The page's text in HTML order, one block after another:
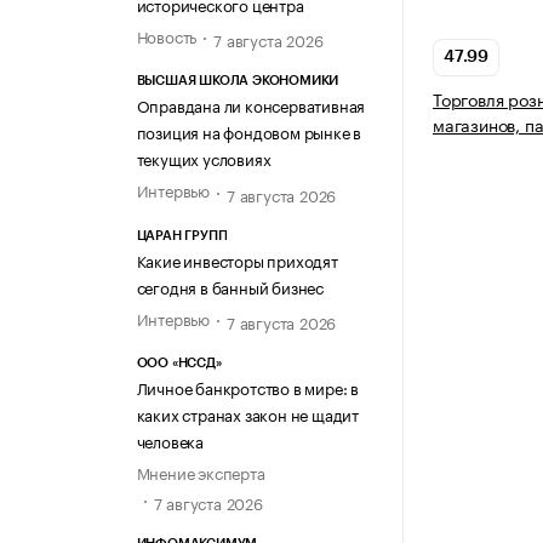
Новость
7 августа 2026
ВЫСШАЯ ШКОЛА ЭКОНОМИКИ
Оправдана ли консервативная
позиция на фондовом рынке в
текущих условиях
Интервью
7 августа 2026
ЦАРАН ГРУПП
Какие инвесторы приходят
сегодня в банный бизнес
Интервью
7 августа 2026
ООО «НССД»
Личное банкротство в мире: в
каких странах закон не щадит
человека
Мнение эксперта
7 августа 2026
47.99
Торговля
магазинов,